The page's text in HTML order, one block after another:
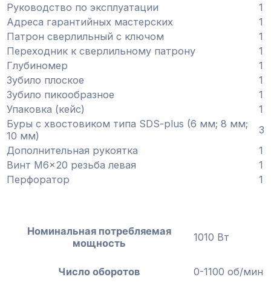
Руководство по эксплуатации
1
Адреса гарантийных мастерских
1
Патрон сверлильный с ключом
1
Переходник к сверлильному патрону
1
Глубиномер
1
Зубило плоское
1
Зубило пикообразное
1
Упаковка (кейс)
1
Буры с хвостовиком типа SDS-plus (6 мм; 8 мм;
10 мм)
3
Дополнительная рукоятка
1
Винт М6×20 резьба левая
1
Перфоратор
1
Номинальная потребляемая
мощность
1010 Вт
Число оборотов 0-1100 об/мин